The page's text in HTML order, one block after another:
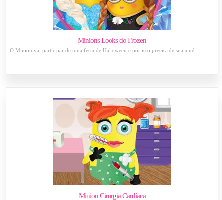
Minions Looks do Frozen
O Minion vai participar de uma festa de Halloween e por isso precisa de sua ajud...
Minion Cirurgia Cardíaca